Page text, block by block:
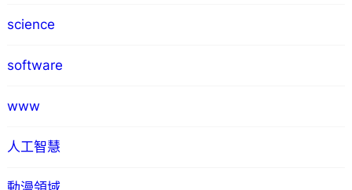
science
software
www
人工智慧